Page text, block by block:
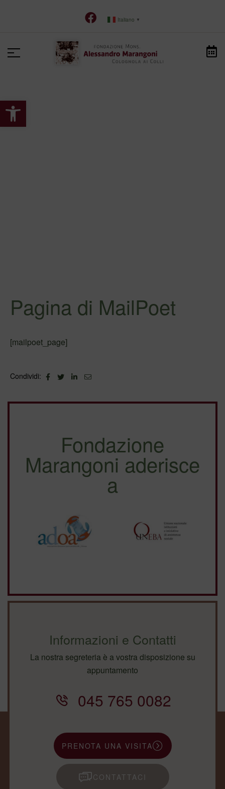
Apri la barra degli strumenti
Italiano ▼
Pagina di MailPoet
[mailpoet_page]
Condividi: FacebookTwitterLinkedin
Email
Fondazione
Marangoni aderisce
a
Informazioni e Contatti
La nostra segreteria è a vostra disposizione su
appuntamento
045 765 0082
PRENOTA UNA VISITA
CONTATTACI